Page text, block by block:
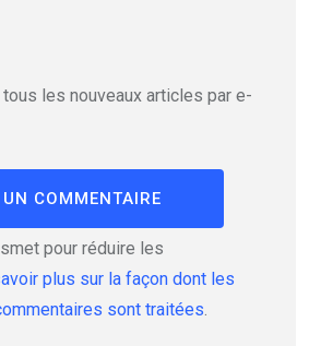
les nouveaux articles par e-
pour réduire les
plus sur la façon dont les
sont traitées.